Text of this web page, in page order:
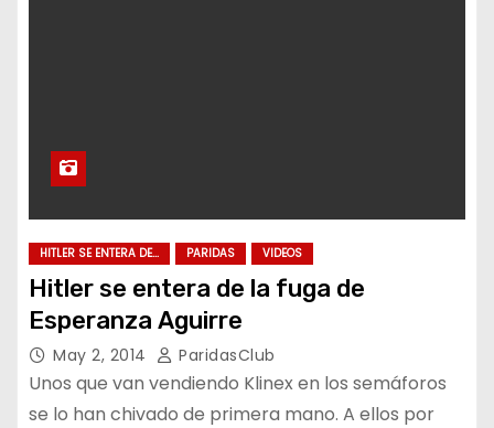
HITLER SE ENTERA DE... PARIDAS VIDEOS
Hitler se entera de la fuga de
Esperanza Aguirre
May 2, 2014 ParidasClub
Unos que van vendiendo Klinex en los semáforos
se lo han chivado de primera mano. A ellos por